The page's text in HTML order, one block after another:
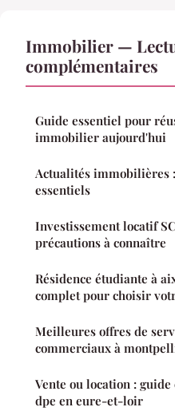
Immobilier —
complémentaires
Guide essentiel pour
immobilier aujourd'hui
Actualités immobilières
essentiels
Investissement locatif
précautions à connaître
Résidence étudiante à
complet pour choisir
Meilleures offres de
commerciaux à
Vente ou location :
dpe en eure-et-loir